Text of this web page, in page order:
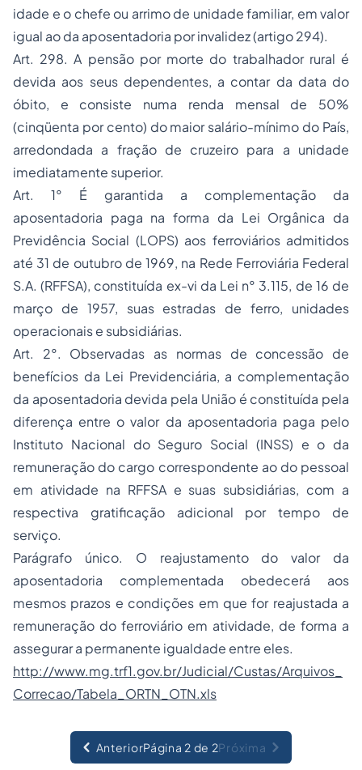
idade e o chefe ou arrimo de unidade familiar, em valor
igual ao da aposentadoria por invalidez (artigo 294).
Art. 298. A pensão por morte do trabalhador rural é
devida aos seus dependentes, a contar da data do
óbito, e consiste numa renda mensal de 50%
(cinqüenta por cento) do maior salário-mínimo do País,
arredondada a fração de cruzeiro para a unidade
imediatamente superior.
Art. 1° É garantida a complementação da
aposentadoria paga na forma da Lei Orgânica da
Previdência Social (LOPS) aos ferroviários admitidos
até 31 de outubro de 1969, na Rede Ferroviária Federal
S.A. (RFFSA), constituída ex-vi da Lei n° 3.115, de 16 de
março de 1957, suas estradas de ferro, unidades
operacionais e subsidiárias.
Art. 2°. Observadas as normas de concessão de
benefícios da Lei Previdenciária, a complementação
da aposentadoria devida pela União é constituída pela
diferença entre o valor da aposentadoria paga pelo
Instituto Nacional do Seguro Social (INSS) e o da
remuneração do cargo correspondente ao do pessoal
em atividade na RFFSA e suas subsidiárias, com a
respectiva gratificação adicional por tempo de
serviço.
Parágrafo único. O reajustamento do valor da
aposentadoria complementada obedecerá aos
mesmos prazos e condições em que for reajustada a
remuneração do ferroviário em atividade, de forma a
assegurar a permanente igualdade entre eles.
http://www.mg.trf1.gov.br/Judicial/Custas/Arquivos_
Correcao/Tabela_ORTN_OTN.xls
AnteriorPágina 2 de 2Próxima